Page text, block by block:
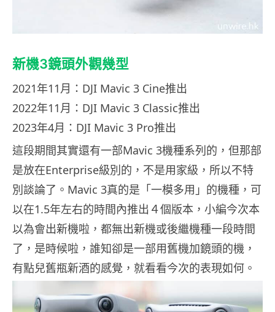
新機3鏡頭外觀幾型
2021年11月：DJI Mavic 3 Cine推出
2022年11月：DJI Mavic 3 Classic推出
2023年4月：DJI Mavic 3 Pro推出
這段期間其實還有一部Mavic 3機種系列的，但那部
是放在Enterprise級別的，不是用家級，所以不特
別談論了。Mavic 3真的是「一模多用」的機種，可
以在1.5年左右的時間內推出４個版本，小編今次本
以為會出新機啦，都無出新機或後繼機種一段時間
了，是時候啦，誰知卻是一部用舊機加鏡頭的機，
有點兒舊瓶新酒的感覺，就看看今次的表現如何。